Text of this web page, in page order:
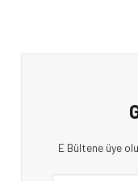
E Bültene üye